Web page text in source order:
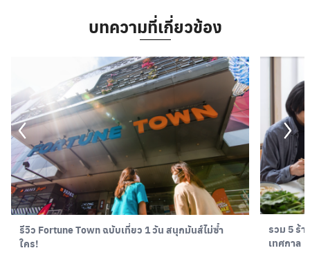
บทความที่เกี่ยวข้อง
รีวิว Fortune Town ฉบับเที่ยว 1 วัน สนุกมันส์ไม่ซ้ำ
ใคร!
รวม 5 ร้
เทศกาล